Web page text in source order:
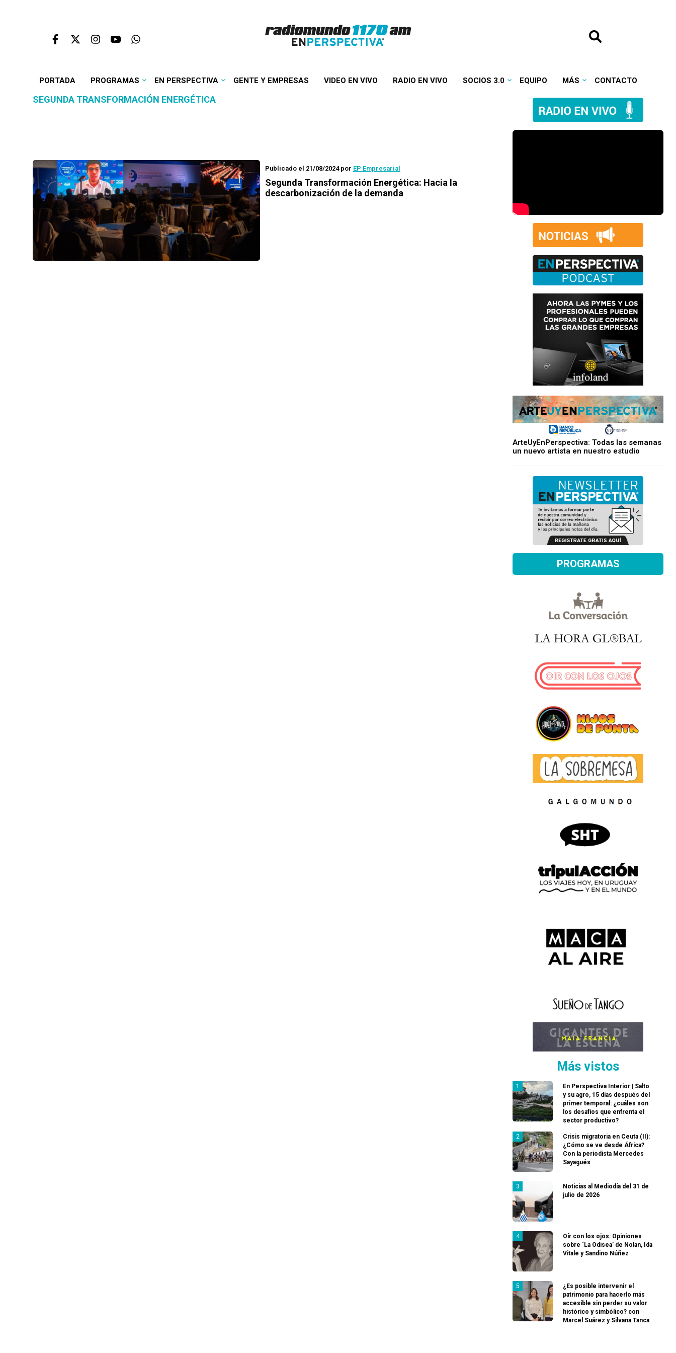
PORTADA PROGRAMAS EN PERSPECTIVA GENTE Y EMPRESAS VIDEO EN VIVO RADIO EN VIVO SOCIOS 3.0 EQUIPO MÁS CONTACTO
SEGUNDA TRANSFORMACIÓN ENERGÉTICA
Publicado el 21/08/2024por EP Empresarial
Segunda Transformación Energética: Hacia la
descarbonización de la demanda
ArteUyEnPerspectiva: Todas las semanas
un nuevo artista en nuestro estudio
PROGRAMAS
Más vistos
En Perspectiva Interior | Salto
y su agro, 15 días después del
primer temporal: ¿cuáles son
los desafíos que enfrenta el
sector productivo?
Crisis migratoria en Ceuta (II):
¿Cómo se ve desde África?
Con la periodista Mercedes
Sayagués
Noticias al Mediodía del 31 de
julio de 2026
Oír con los ojos: Opiniones
sobre ‘La Odisea’ de Nolan, Ida
Vitale y Sandino Núñez
¿Es posible intervenir el
patrimonio para hacerlo más
accesible sin perder su valor
histórico y simbólico? con
Marcel Suárez y Silvana Tanca